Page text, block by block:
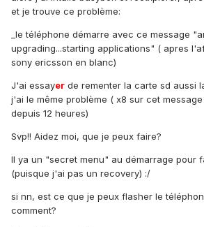
et je trouve ce problème:
_le téléphone démarre avec ce message
upgrading...starting applications" ( apres
sony ericsson en blanc)
J'ai essayer de rementer la carte sd aussi
j'ai le même problème ( x8 sur cet
depuis 12 heures)
Svp!! Aidez moi, que je peux faire?
Il ya un "secret menu" au démarrage pour
(puisque j'ai pas un recovery) :/
si nn, est ce que je peux flasher le
comment?